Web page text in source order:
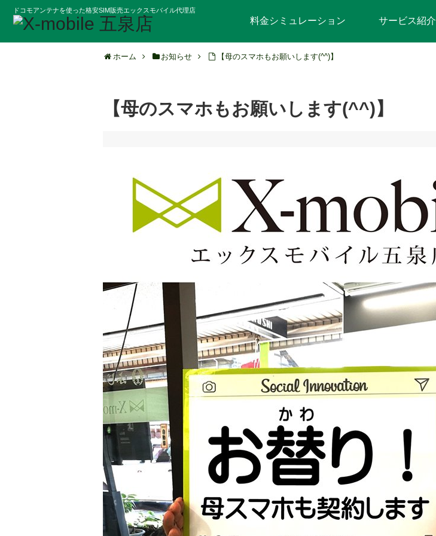
ドコモアンテナを使った格安SIM販売エックスモバイル代理店
料金シミュレーション サービス紹介
ホーム お知らせ 【母のスマホもお願いします(^^)】
【母のスマホもお願いします(^^)】